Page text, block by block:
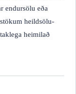
endursölu eða
heildsölu-
heimilað